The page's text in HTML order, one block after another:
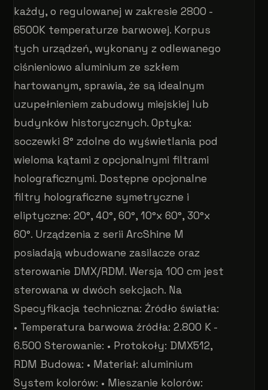
każdy, o regulowanej w zakresie 2800 -
6500K temperaturze barwowej. Korpus
tych urządzeń, wykonany z odlewanego
ciśnieniowo aluminium ze szkłem
hartowanym, sprawia, że ​​są idealnym
uzupełnieniem zabudowy miejskiej lub
budynków historycznych. Optyka:
soczewki 8° zdolne do wyświetlania pod
wieloma kątami z opcjonalnymi filtrami
holograficznymi. Dostępne opcjonalne
filtry holograficzne symetryczne i
eliptyczne: 20°, 40°, 60°, 10°x 60°, 30°x
60°. Urządzenia z serii ArcShine M
posiadają wbudowane zasilacze oraz
sterowanie DMX/RDM. Wersja 100 cm jest
sterowana w dwóch sekcjach. Na
Specyfikacja techniczna: Źródło światła:
• Temperatura barwowa źródła: 2.800 K -
6.500 Sterowanie: • Protokoły: DMX512,
RDM Budowa: • Materiał: aluminium
System kolorów: • Mieszanie kolorów: